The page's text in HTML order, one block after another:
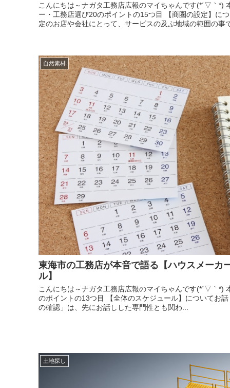
こんにちは～ナガタ工務店広報のマイちゃんです(*´▽｀*)
ー・工務店選び20のポイントの15つ目 【商圏の設定】に
定のお店や会社にとって、サービスの及ぶ地域の範囲の事
自然素材
東海市の工務店が本音で語る【ハウスメーカ
ル】
こんにちは～ナガタ工務店広報のマイちゃんです(*´▽｀*)
のポイントの13つ目 【全体のスケジュール】についてお
の確認」は、先にお話しした専門性とも関わ...
土地探し